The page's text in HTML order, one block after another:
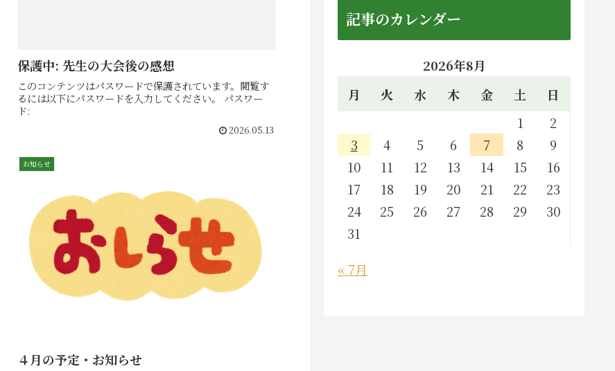
保護中: 先生の大会後の感想
このコンテンツはパスワードで保護されています。閲覧す
るには以下にパスワードを入力してください。 パスワー
ド:
2026.05.13
お知らせ
４月の予定・お知らせ
記事のカレンダー
2026年8月
月
火 水 木 金 土
日
1
2
3
4 5 6 7 8
9
10
11 12 13 14 15
16
17
18 19 20 21 22
23
24
25 26 27 28 29
30
31
« 7月